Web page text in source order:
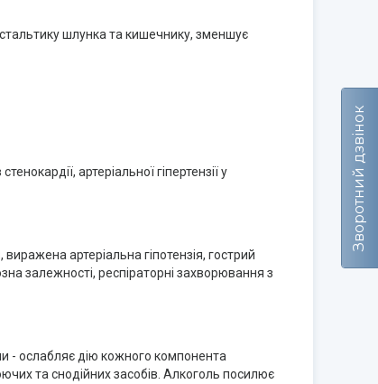
шлунка та кишечнику, зменшує
артеріальної гіпертензії у
артеріальна гіпотензія, гострий
залежності, респіраторні захворювання з
- ослабляє дію кожного компонента
та снодійних засобів. Алкоголь посилює
Зворотний дзвінок